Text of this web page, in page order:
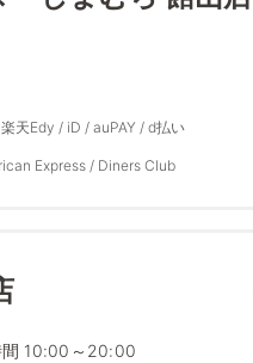
天Edy / iD / auPAY / d払い
Express / Diners Club
間 10:00～20:00